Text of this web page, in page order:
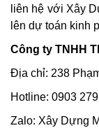
liên hệ với Xây
lên dự toán kinh
Công ty TNHH
Địa chỉ: 238
Hotline: 0903
Zalo: Xây Dựng